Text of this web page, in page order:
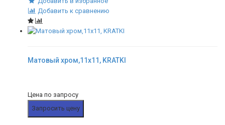
Добавить к сравнению
Матовый хром,11x11, KRATKI
Цена по запросу
Запросить цену